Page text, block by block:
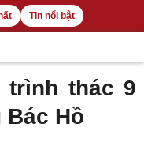
Tin nổi bật
trình thác 9
Hồ